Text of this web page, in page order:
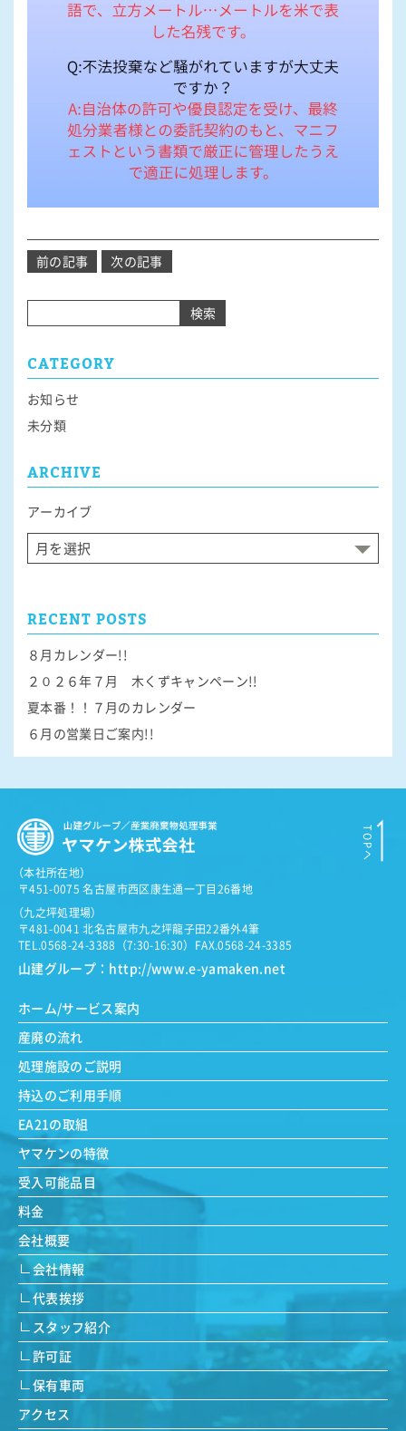
投
ナ
ビ
ー
シ
ョ
ン
前の記事 次の記事
検索
CATEGORY
お知らせ
未分類
ARCHIVE
アーカイブ
RECENT POSTS
８月カレンダー!!
２０２６年７月 木くずキャンペーン!!
夏本番！！７月のカレンダー
６月の営業日ご案内!!
（本社所在地）
〒451-0075 名古屋市西区康生通一丁目26番地
（九之坪処理場）
〒481-0041 北名古屋市九之坪龍子田22番外4筆
TEL.0568-24-3388（7:30-16:30） FAX.0568-24-3385
山建グループ： http://www.e-yamaken.net
ホーム/サービス案内
産廃の流れ
処理施設のご説明
持込のご利用手順
EA21の取組
ヤマケンの特徴
受入可能品目
料金
会社概要
会社情報
代表挨拶
スタッフ紹介
許可証
保有車両
アクセス